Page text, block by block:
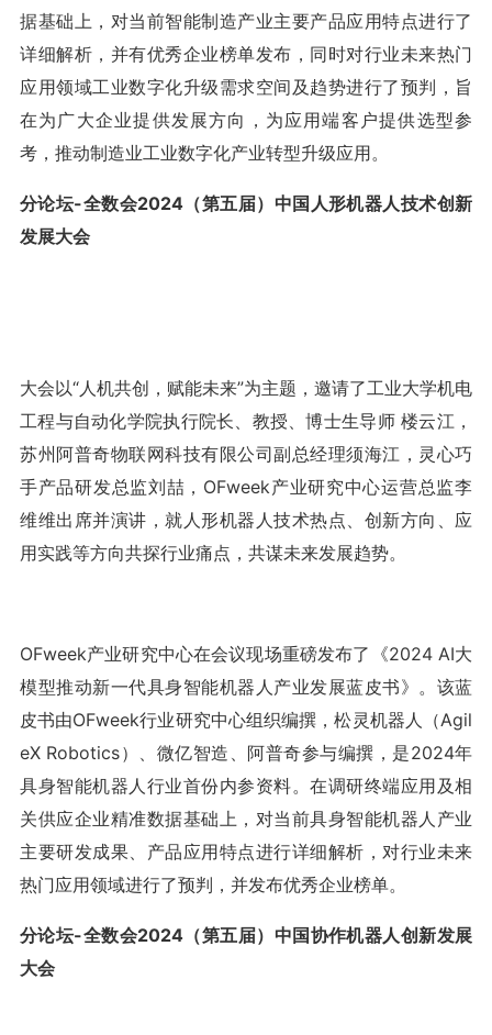
据基础上，对当前智能制造产业主要产品应用特点进行了
详细解析，并有优秀企业榜单发布，同时对行业未来热门
应用领域工业数字化升级需求空间及趋势进行了预判，旨
在为广大企业提供发展方向，为应用端客户提供选型参
考，推动制造业工业数字化产业转型升级应用。
分论坛-全数会2024（第五届）中国人形机器人技术创新
发展大会
大会以“人机共创，赋能未来”为主题，邀请了工业大学机电
工程与自动化学院执行院长、教授、博士生导师 楼云江，
苏州阿普奇物联网科技有限公司副总经理须海江，灵心巧
手产品研发总监刘喆，OFweek产业研究中心运营总监李
维维出席并演讲，就人形机器人技术热点、创新方向、应
用实践等方向共探行业痛点，共谋未来发展趋势。
OFweek产业研究中心在会议现场重磅发布了《2024 AI大
模型推动新一代具身智能机器人产业发展蓝皮书》。该蓝
皮书由OFweek行业研究中心组织编撰，松灵机器人（Agil
eX Robotics）、微亿智造、阿普奇参与编撰，是2024年
具身智能机器人行业首份内参资料。在调研终端应用及相
关供应企业精准数据基础上，对当前具身智能机器人产业
主要研发成果、产品应用特点进行详细解析，对行业未来
热门应用领域进行了预判，并发布优秀企业榜单。
分论坛-全数会2024（第五届）中国协作机器人创新发展
大会